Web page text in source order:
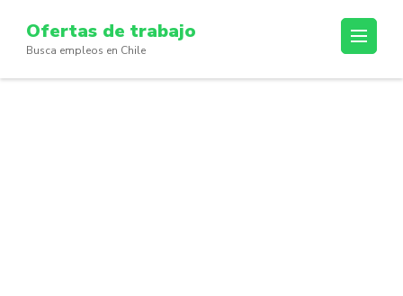
content
(Press
Ofertas de trabajo
Busca empleos en Chile